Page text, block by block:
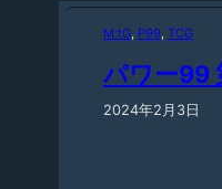
M:tG, P99, TCG
パワー99
2024年2月3日